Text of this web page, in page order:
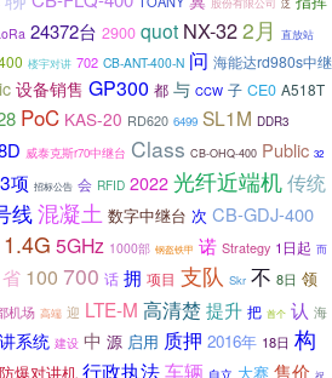
泛
24372台 2900 quot NX-322月 直放站
楼宇对讲 702 CB-ANT-400-N 问 海能达rd980s中继
设备销售 GP300 都 与 CCW 子 CE0 A518T
PoC KAS-20 RD620 6499 SL1M DDR3
威泰克斯r70中继台 Class CB-OHQ-400 Public 32
项 招标公告 会 RFID 2022 光纤近端机传统
线混凝土 数字中继台 次 CB-GDJ-400
1.4G 5GHz 1000部 钢盔铁甲 诺 Strategy 1日起 而
省 100 700 话 拥 项目 支队 Skr 不 8日 领
机场 高端 迎 LTE-M 高清楚提升 把 首个 认 海
系统 建设 中 源 启用 质押 2016年 18日 构
防爆对讲机 行政执法车辆 自立 大赛 售价 祝